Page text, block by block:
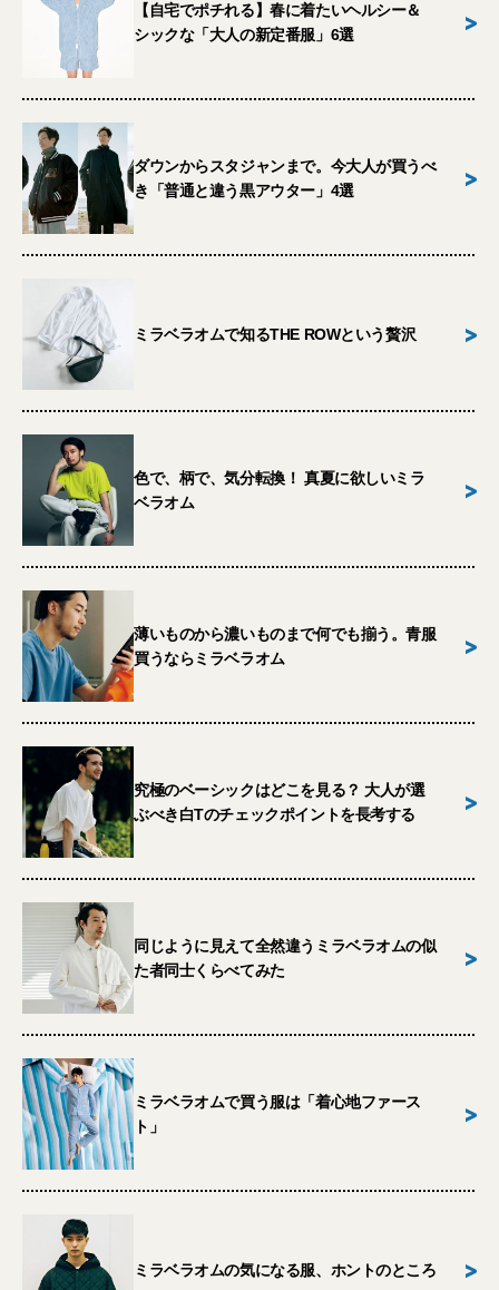
【自宅でポチれる】春に着たいヘルシー＆
シックな「大人の新定番服」6選
>
ダウンからスタジャンまで。今大人が買うべ
き「普通と違う黒アウター」4選
>
ミラベラオムで知るTHE ROWという贅沢 >
色で、柄で、気分転換！ 真夏に欲しいミラ
ベラオム
>
薄いものから濃いものまで何でも揃う。青服
買うならミラベラオム
>
究極のベーシックはどこを見る？ 大人が選
ぶべき白Tのチェックポイントを長考する
>
同じように見えて全然違うミラベラオムの似
た者同士くらべてみた
>
ミラベラオムで買う服は「着心地ファース
ト」
>
ミラベラオムの気になる服、ホントのところ >